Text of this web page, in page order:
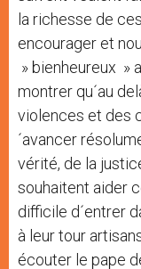
la richesse de
encourager et
» bienheureux »
montrer qu´au
violences et des
´avancer
vérité, de la
souhaitent aider
difficile d´entrer
à leur tour
écouter le pape